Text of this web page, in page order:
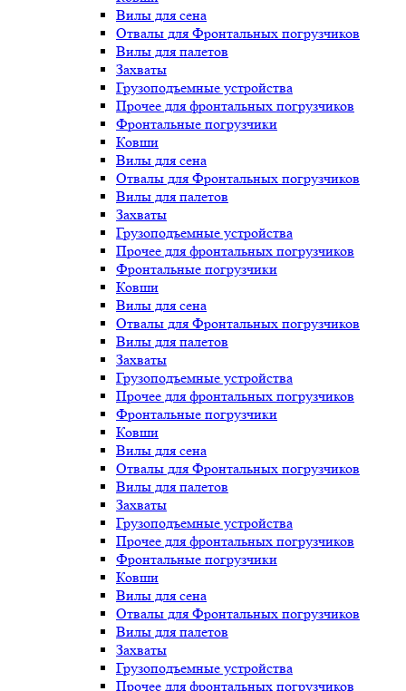
Вилы для сена
Отвалы для Фронтальных погрузчиков
Вилы для палетов
Захваты
Грузоподъемные устройства
Прочее для фронтальных погрузчиков
Фронтальные погрузчики
Ковши
Вилы для сена
Отвалы для Фронтальных погрузчиков
Вилы для палетов
Захваты
Грузоподъемные устройства
Прочее для фронтальных погрузчиков
Фронтальные погрузчики
Ковши
Вилы для сена
Отвалы для Фронтальных погрузчиков
Вилы для палетов
Захваты
Грузоподъемные устройства
Прочее для фронтальных погрузчиков
Фронтальные погрузчики
Ковши
Вилы для сена
Отвалы для Фронтальных погрузчиков
Вилы для палетов
Захваты
Грузоподъемные устройства
Прочее для фронтальных погрузчиков
Фронтальные погрузчики
Ковши
Вилы для сена
Отвалы для Фронтальных погрузчиков
Вилы для палетов
Захваты
Грузоподъемные устройства
Прочее для фронтальных погрузчиков